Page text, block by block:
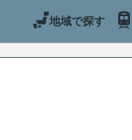
地域で探す